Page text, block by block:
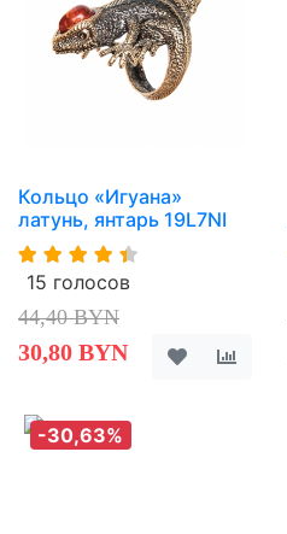
Кольцо «Игуана»
латунь, янтарь 19L7NI
15 голосов
44,40 BYN
30,80 BYN
-30,63%